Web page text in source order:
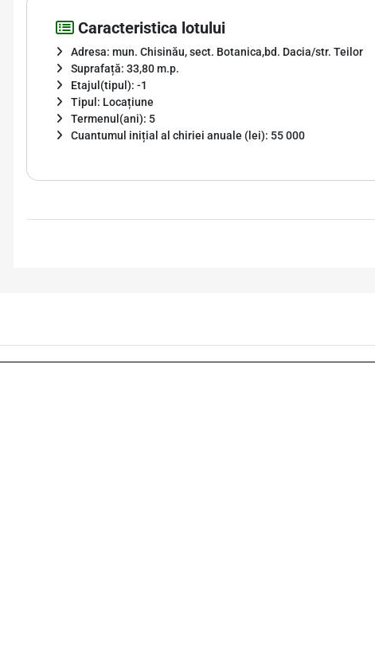
Caracteristica lotului
Adresa: mun. Chisinău, sect. Botanica,bd. Dacia/str. Teilor
Suprafață: 33,80 m.p.
Etajul(tipul): -1
Tipul: Locațiune
Termenul(ani): 5
Cuantumul inițial al chiriei anuale (lei): 55 000